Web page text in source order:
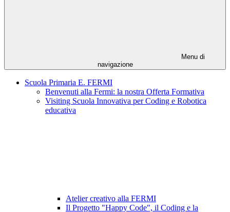
Menu di
navigazione
Scuola Primaria E. FERMI
Benvenuti alla Fermi: la nostra Offerta Formativa
Visiting Scuola Innovativa per Coding e Robotica
educativa
Atelier creativo alla FERMI
Il Progetto "Happy Code", il Coding e la